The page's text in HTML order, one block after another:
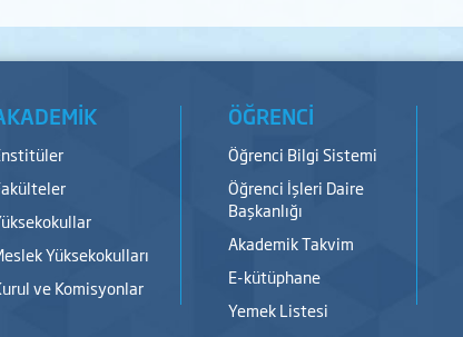
Yüksekokulları
ve Komisyonlar
ÖĞRENCİ
Öğrenci Bilgi Sistemi
Öğrenci İşleri Daire
Başkanlığı
Akademik Takvim
E-kütüphane
Yemek Listesi